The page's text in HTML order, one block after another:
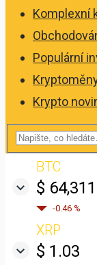
Komplexní
Populární
Krypto
BTC
$
-0.46 %
XRP
$ 1.03